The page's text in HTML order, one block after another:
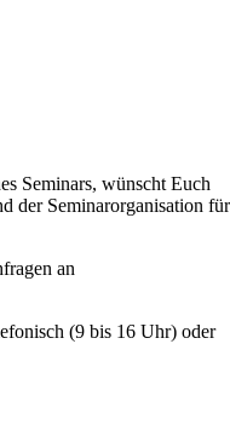
Seminars, wünscht Euch
der Seminarorganisation für
an
(9 bis 16 Uhr) oder